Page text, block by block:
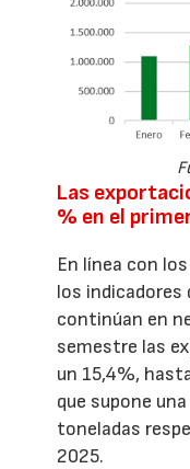
Las
% en el
En línea con
los indicadores
continúan en
semestre las
un 15,4%,
que supone
toneladas
2025.